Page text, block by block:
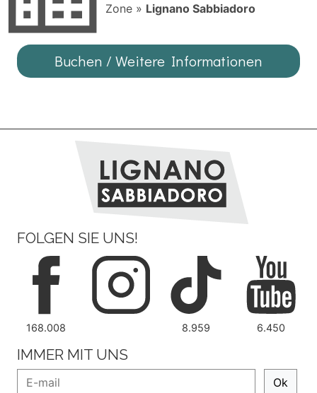
Zone » Lignano Sabbiadoro
Buchen / Weitere Informationen
FOLGEN SIE UNS!
168.008 8.959 6.450
IMMER MIT UNS
Ok